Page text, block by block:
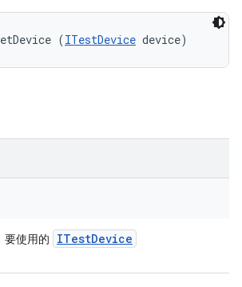
(ITestDevice device)
要使用的 ITestDevice